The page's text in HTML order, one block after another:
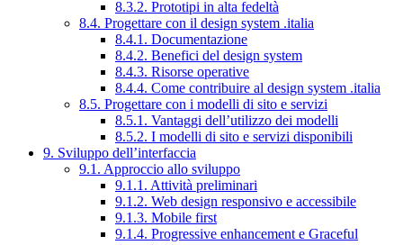
8.3.2. Prototipi in alta fedeltà
8.4. Progettare con il design system .italia
8.4.1. Documentazione
8.4.2. Benefici del design system
8.4.3. Risorse operative
8.4.4. Come contribuire al design system .italia
8.5. Progettare con i modelli di sito e servizi
8.5.1. Vantaggi dell’utilizzo dei modelli
8.5.2. I modelli di sito e servizi disponibili
9. Sviluppo dell’interfaccia
9.1. Approccio allo sviluppo
9.1.1. Attività preliminari
9.1.2. Web design responsivo e accessibile
9.1.3. Mobile first
9.1.4. Progressive enhancement e Graceful